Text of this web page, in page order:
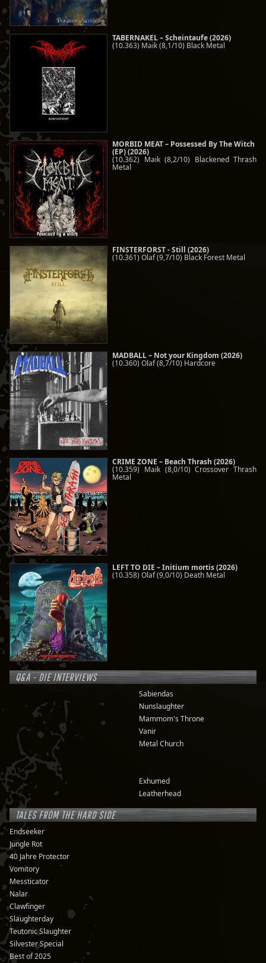
TABERNAKEL – Scheintaufe (2026)
(10.363) Maik (8,1/10) Black Metal
MORBID MEAT – Possessed By The Witch
(EP) (2026)
(10.362) Maik (8,2/10) Blackened Thrash
Metal
FINSTERFORST - Still (2026)
(10.361) Olaf (9,7/10) Black Forest Metal
MADBALL – Not your Kingdom (2026)
(10.360) Olaf (8,7/10) Hardcore
CRIME ZONE – Beach Thrash (2026)
(10.359) Maik (8,0/10) Crossover Thrash
Metal
LEFT TO DIE – Initium mortis (2026)
(10.358) Olaf (9,0/10) Death Metal
Q&A - DIE INTERVIEWS
Sabiendas
Nunslaughter
Mammom's Throne
Vanir
Metal Church
Exhumed
Leatherhead
TALES FROM THE HARD SIDE
Endseeker
Jungle Rot
40 Jahre Protector
Vomitory
Messticator
Nalar
Clawfinger
Slaughterday
Teutonic Slaughter
Silvester Special
Best of 2025